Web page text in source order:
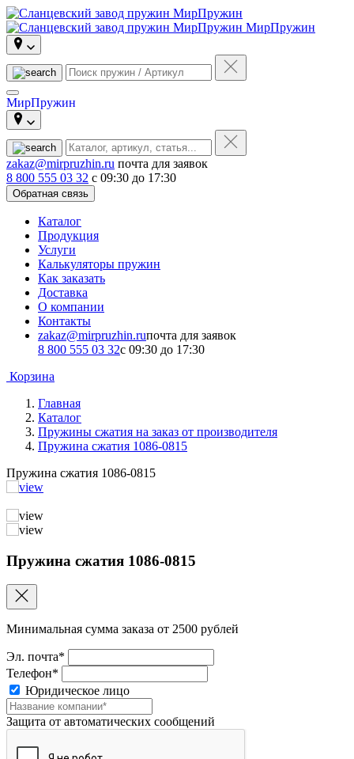
МирПружин
МирПружин
zakaz@mirpruzhin.ru почта для заявок
8 800 555 03 32 с 09:30 до 17:30
Обратная связь
Каталог
Продукция
Услуги
Калькуляторы пружин
Как заказать
Доставка
О компании
Контакты
zakaz@mirpruzhin.ruпочта для заявок
8 800 555 03 32с 09:30 до 17:30
Корзина
Главная
Каталог
Пружины сжатия на заказ от производителя
Пружина сжатия 1086-0815
Пружина сжатия 1086-0815
Пружина сжатия 1086-0815
Минимальная сумма заказа от 2500 рублей
Эл. почта*
Телефон*
Юридическое лицо
Защита от автоматических сообщений